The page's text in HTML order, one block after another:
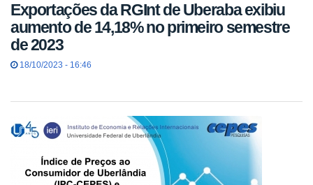
Exportações da RGInt de Uberaba exibiu
aumento de 14,18% no primeiro semestre
de 2023
18/10/2023 - 16:46